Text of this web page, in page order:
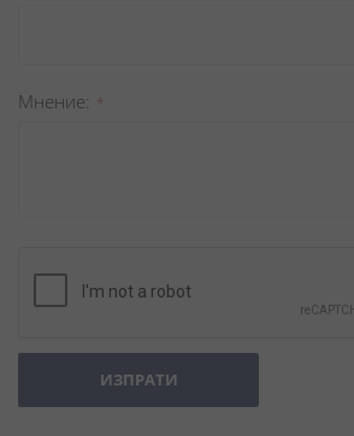
Мнение
ИЗПРАТИ